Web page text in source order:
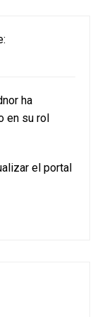
ha
en su rol
el portal